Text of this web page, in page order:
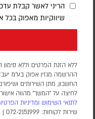
הריני לאשר קבלת
שיווקיות מאפוק
ללא הזנת הפרטים וללא
ההרשמה מגזין אפוק בע״מ
החשבון, מתן השירותים
לחיצה על "המשך" מהווה
לתנאי השימוש ומדיניות
שירות לקוחות: 072-2151999 |
במפגש בין מנהיגי שלוש
ההסכם